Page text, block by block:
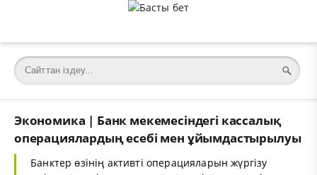
Экономика | Банк мекемесіндегі кассалық
операциялардың есебі мен ұйымдастырылуы
Банктер өзінің активті операцияларын жүргізу